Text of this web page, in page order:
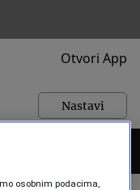
Otvori App
Nastavi
osobnim podacima,